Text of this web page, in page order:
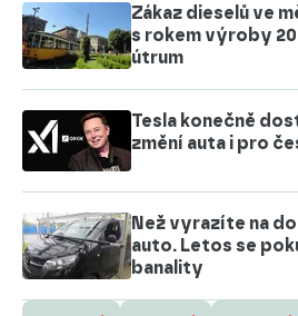
Zákaz dieselů ve
s rokem výroby
útrum
Tesla konečně
změní auta i pro
Než vyrazíte na
auto. Letos se
banality